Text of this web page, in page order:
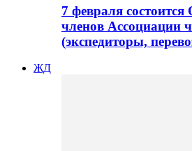
7 февраля
членов Ассоциации
(экспедиторы,
ЖД